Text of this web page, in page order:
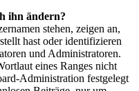
ihn ändern?
stehen, zeigen an,
hast oder identifizieren
und Administratoren.
eines Ranges nicht
Administration festgelegt